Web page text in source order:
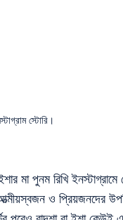
স্টোরি।
মা পুনম রিখি
ও প্রিয়জনদের